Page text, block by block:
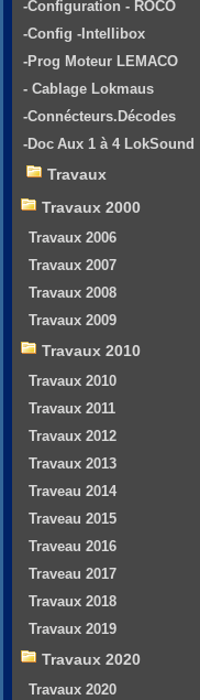
-Configuration - ROCO
-Config -Intellibox
-Prog Moteur LEMACO
- Cablage Lokmaus
-Connécteurs.Décodes
-Doc Aux 1 à 4 LokSound
Travaux
Travaux 2000
Travaux 2006
Travaux 2007
Travaux 2008
Travaux 2009
Travaux 2010
Travaux 2010
Travaux 2011
Travaux 2012
Travaux 2013
Traveau 2014
Traveau 2015
Traveau 2016
Traveau 2017
Travaux 2018
Travaux 2019
Travaux 2020
Travaux 2020